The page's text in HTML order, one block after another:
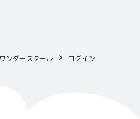
ワンダースクール ログイン